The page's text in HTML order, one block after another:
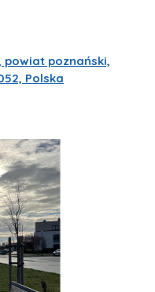
powiat poznański,
Polska